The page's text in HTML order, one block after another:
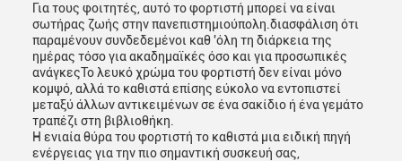
Για τους φοιτητές, αυτό το φορτιστή μπορεί να είναι
σωτήρας ζωής στην πανεπιστημιούπολη.διασφάλιση ότι
παραμένουν συνδεδεμένοι καθ 'όλη τη διάρκεια της
ημέρας τόσο για ακαδημαϊκές όσο και για προσωπικές
ανάγκεςΤο λευκό χρώμα του φορτιστή δεν είναι μόνο
κομψό, αλλά το καθιστά επίσης εύκολο να εντοπιστεί
μεταξύ άλλων αντικειμένων σε ένα σακίδιο ή ένα γεμάτο
τραπέζι στη βιβλιοθήκη.
Η ενιαία θύρα του φορτιστή το καθιστά μια ειδική πηγή
ενέργειας για την πιο σημαντική συσκευή σας,